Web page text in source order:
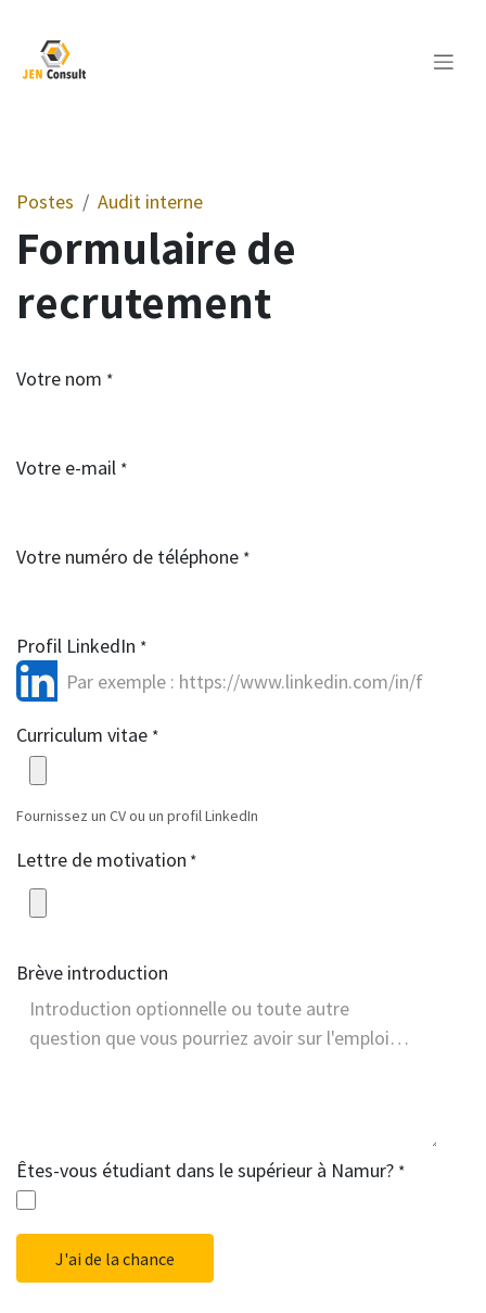
Postes Audit interne
Formulaire de
recrutement
Votre nom *
Votre e-mail *
Votre numéro de téléphone *
Profil LinkedIn *
Curriculum vitae *
Fournissez un CV ou un profil LinkedIn
Lettre de motivation *
Brève introduction
Êtes-vous étudiant dans le supérieur à Namur? *
J'ai de la chance